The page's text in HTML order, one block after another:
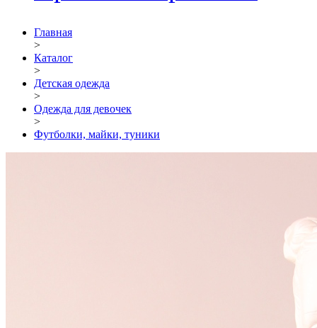
Главная
>
Каталог
>
Детская одежда
>
Одежда для девочек
>
Футболки, майки, туники